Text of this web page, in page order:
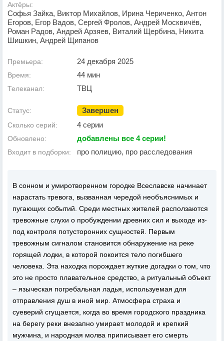
Актёры:
Софья Зайка, Виктор Михайлов, Ирина Чериченко, Антон
Егоров, Егор Вадов, Сергей Фролов, Андрей Москвичёв,
Роман Радов, Андрей Арзяев, Виталий Щербина, Никита
Шишкин, Андрей Щипанов
Премьера: 24 декабря 2025
Время: 44 мин
Телеканал: ТВЦ
Статус: Завершен
Сколько серий: 4 серии
Обновлено: добавлены все 4 серии!
Входит в подборки: про полицию, про расследования
В сонном и умиротворенном городке Всеславске начинает
нарастать тревога, вызванная чередой необъяснимых и
пугающих событий. Среди местных жителей расползаются
тревожные слухи о пробуждении древних сил и выходе из-
под контроля потусторонних сущностей. Первым
тревожным сигналом становится обнаружение на реке
горящей лодки, в которой покоится тело погибшего
человека. Эта находка порождает жуткие догадки о том, что
это не просто плавательное средство, а ритуальный объект
– языческая погребальная ладья, используемая для
отправления душ в иной мир. Атмосфера страха и
суеверий сгущается, когда во время городского праздника
на берегу реки внезапно умирает молодой и крепкий
мужчина, и народная молва приписывает его смерть